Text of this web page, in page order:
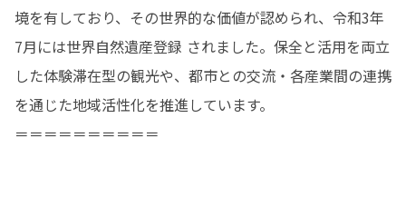
境を有しており、その世界的な価値が認められ、令和3年
7月には世界自然遺産登録 されました。保全と活用を両立
した体験滞在型の観光や、都市との交流・各産業間の連携
を通じた地域活性化を推進しています。
＝＝＝＝＝＝＝＝＝＝